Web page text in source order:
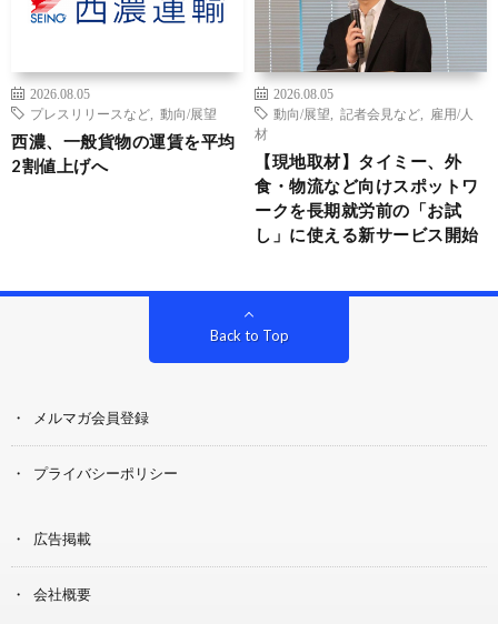
2026.08.05
プレスリリースなど
動向/展望
西濃、一般貨物の運賃を平均
2割値上げへ
2026.08.05
動向/展望
記者会見など
雇用/人
材
【現地取材】タイミー、外
食・物流など向けスポットワ
ークを長期就労前の「お試
し」に使える新サービス開始
Back to Top
メルマガ会員登録
プライバシーポリシー
広告掲載
会社概要